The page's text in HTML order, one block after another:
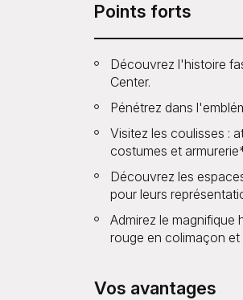
Points forts
Découvrez l'histoire
Center.
Pénétrez dans
Visitez les coulisses :
costumes et
Découvrez les
pour leurs
Admirez le
rouge en colimaçon
Vos avantages